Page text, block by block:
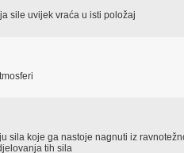
sile uvijek vraća u isti položaj
sila koje ga nastoje nagnuti iz
tih sila